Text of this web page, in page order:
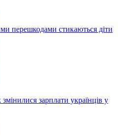
перешкодами стикаються діти
зарплати українців у